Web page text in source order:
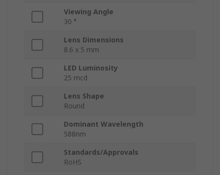
Viewing Angle
30 °
Lens Dimensions
8.6 x 5 mm
LED Luminosity
25 mcd
Lens Shape
Round
Dominant Wavelength
588nm
Standards/Approvals
RoHS